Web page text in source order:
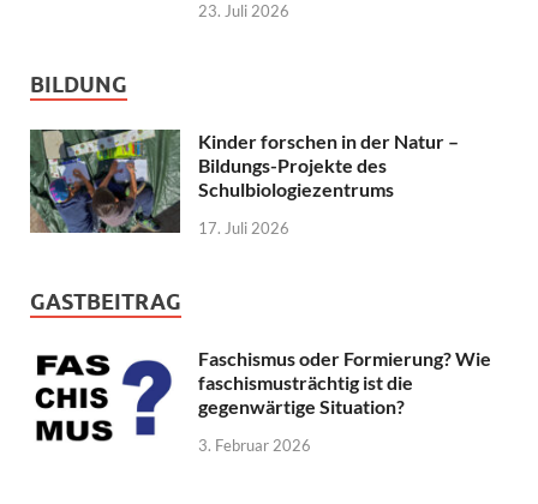
23. Juli 2026
BILDUNG
Kinder forschen in der Natur –
Bildungs-Projekte des
Schulbiologiezentrums
17. Juli 2026
GASTBEITRAG
Faschismus oder Formierung? Wie
faschismusträchtig ist die
gegenwärtige Situation?
3. Februar 2026